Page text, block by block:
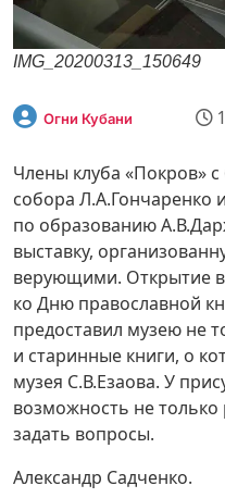
IMG_20200313_150649
Огни Кубани
Члены клуба «Покров»
собора Л.А.Гончаренко
по образованию
выставку,
верующими. Открытие
ко Дню православной
предоставил музею не
и старинные книги, о
музея С.В.Езаова. У
возможность не только
задать вопросы.
Александр Садченко.